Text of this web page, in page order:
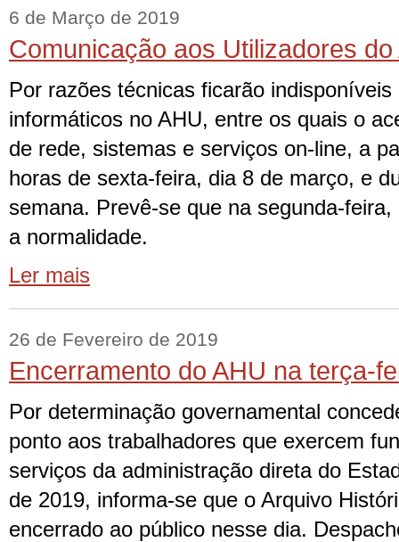
6 de Março de 2019
Comunicação aos Utilizadores do
Por razões técnicas ficarão
informáticos no AHU, entre os quais o
de rede, sistemas e serviços on-line, a
horas de sexta-feira, dia 8 de março, e
semana. Prevê-se que na segunda-
a normalidade.
Ler mais
26 de Fevereiro de 2019
Encerramento do AHU na terça-
Por determinação governamental
ponto aos trabalhadores que exercem
serviços da administração direta do
de 2019, informa-se que o Arquivo
encerrado ao público nesse dia.